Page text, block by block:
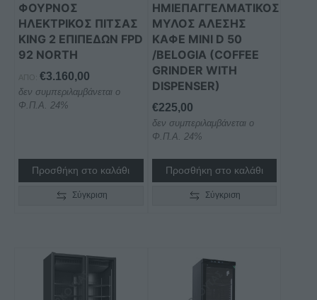
ΦΟΥΡΝΟΣ
ΗΛΕΚΤΡΙΚΟΣ ΠΙΤΣΑΣ
KING 2 ΕΠΙΠΕΔΩΝ FPD
92 NORTH
ΑΠΌ: €3.160,00
δεν συμπεριλαμβάνεται ο
Φ.Π.Α. 24%
Προσθήκη στο καλάθι
Σύγκριση
ΗΜΙΕΠΑΓΓΕΛΜΑΤΙΚΟΣ
ΜΥΛΟΣ ΑΛΕΣΗΣ
ΚΑΦΕ MINI D 50
/BELOGIA (COFFEE
GRINDER WITH
DISPENSER)
€225,00
δεν συμπεριλαμβάνεται ο
Φ.Π.Α. 24%
Προσθήκη στο καλάθι
Σύγκριση